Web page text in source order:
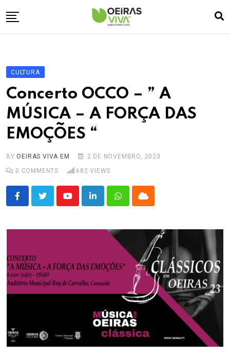
to
Oeiras Marina
Cultura🎭
Turismo✈️
Atividades💬
Agenda🗓️
CULTURA
Concerto OCCO – ” A
MÚSICA – A FORÇA DAS
EMOÇÕES “
BY OEIRAS VIVA EM
2 DE NOVEMBRO, 2023
0 COMMENTS 682 VIEWS
YoutubeLinkedInWhatsappCloud